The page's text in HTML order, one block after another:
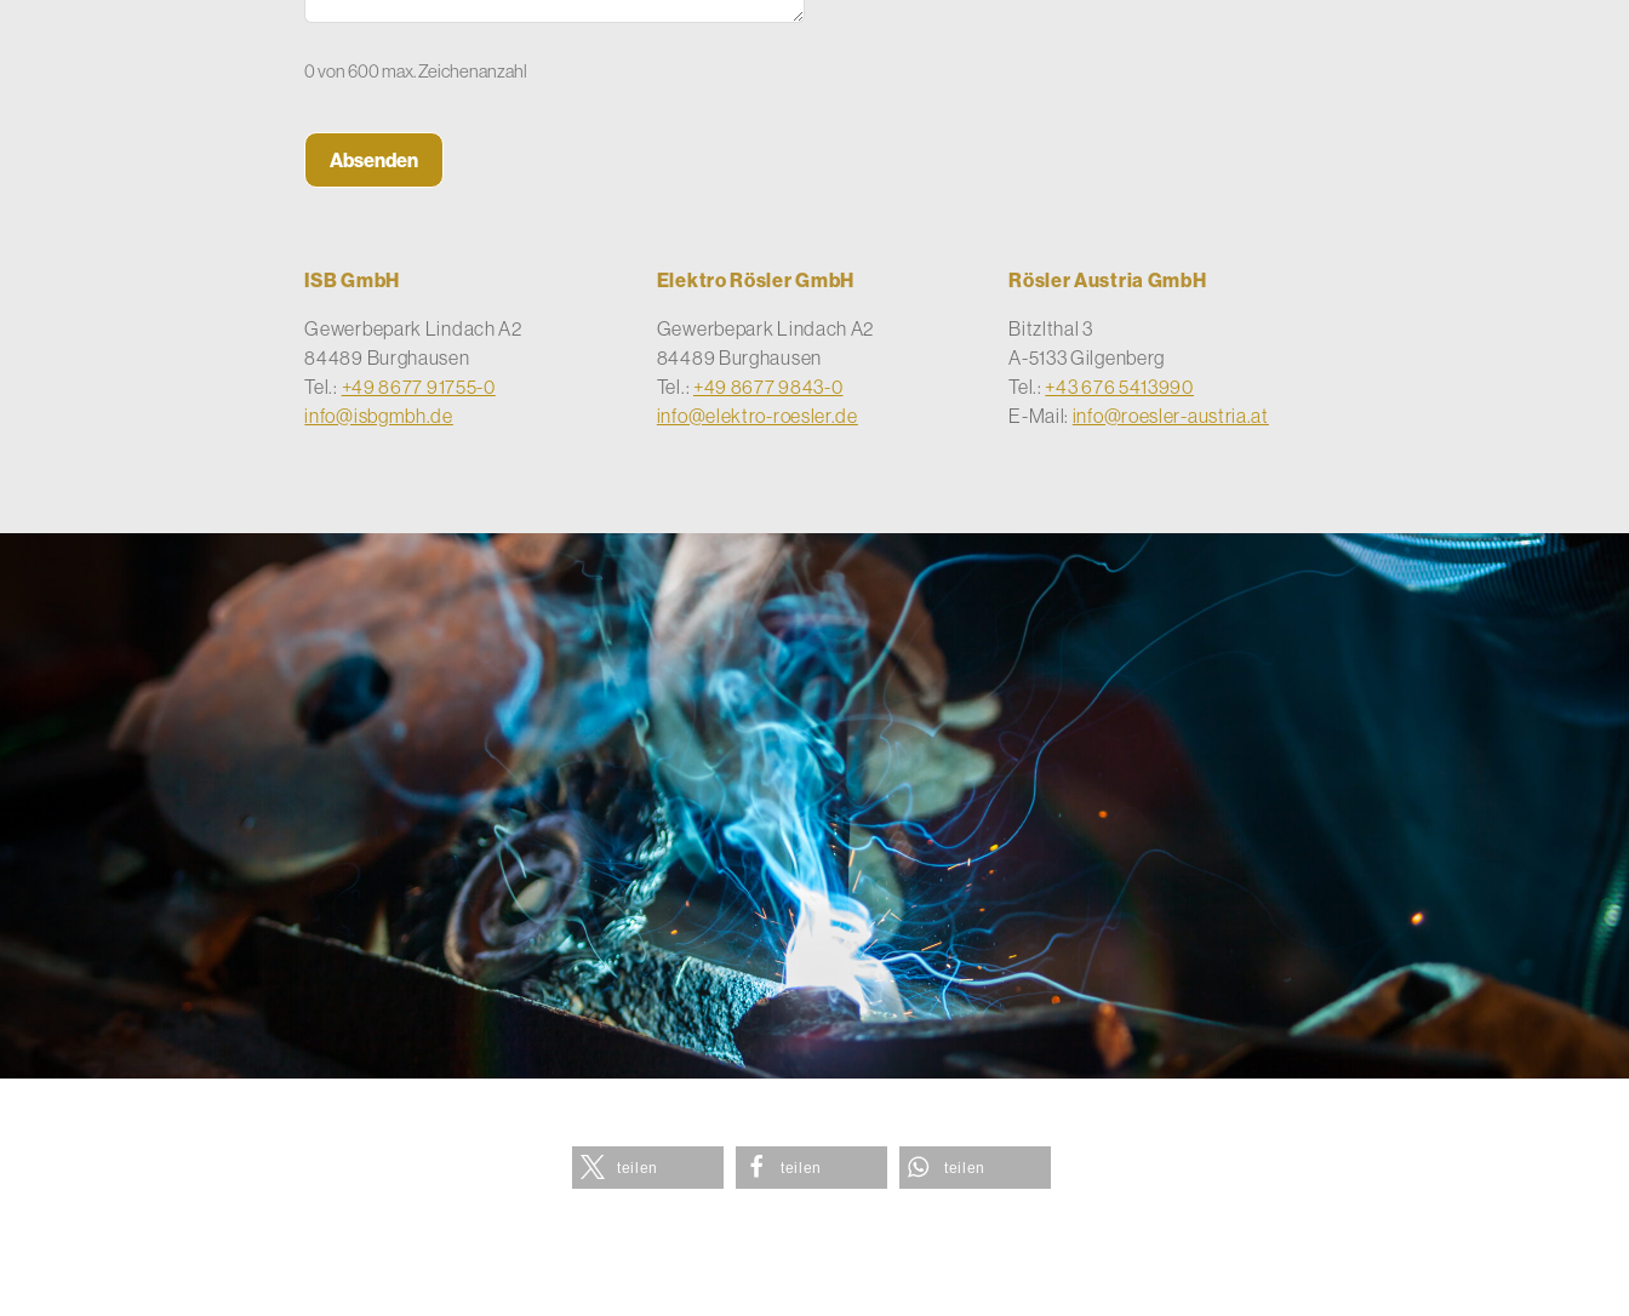
0 von 600 max. Zeichenanzahl
ISB GmbH
Gewerbepark Lindach A2
84489 Burghausen
Tel.: +49 8677 91755-0
info@isbgmbh.de
Elektro Rösler GmbH
Gewerbepark Lindach A2
84489 Burghausen
Tel.: +49 8677 9843-0
info@elektro-roesler.de
Rösler Austria GmbH
Bitzlthal 3
A-5133 Gilgenberg
Tel.: +43 676 5413990
E-Mail: info@roesler-austria.at
teilen teilen teilen